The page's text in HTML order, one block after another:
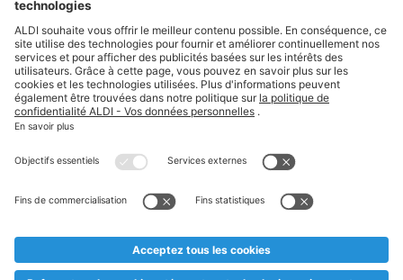
Suivez ALDI Belgique
Textes marqués d'un astérisque et mentions légales
* Nous vendons ces articles temporairement et jusqu'à
au cas où, malgré le planning bien étudié, nous serions
prématurément en rupture de stock. Prix Recupel et TVA incl.
** Sur ce site, l’utilisation de la forme masculine a été adoptée